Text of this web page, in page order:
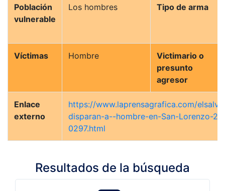
Población
vulnerable
Los hombres Tipo de arma
Víctimas Hombre
Victimario o
presunto
agresor
Enlace
externo
https://www.laprensagrafica.com/
disparan-a--hombre-en-San-Lorenzo-
0297.html
Resultados de la búsqueda